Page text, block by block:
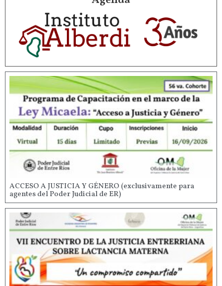
ACCESO A JUSTICIA Y GÉNERO (exclusivamente para
agentes del Poder Judicial de ER)